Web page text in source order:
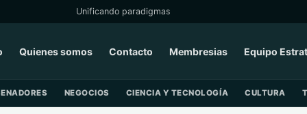
Unificando paradigmas
Quienes somos Contacto Membresias Equipo
NEGOCIOS CIENCIA Y TECNOLOGÍA CULTURA